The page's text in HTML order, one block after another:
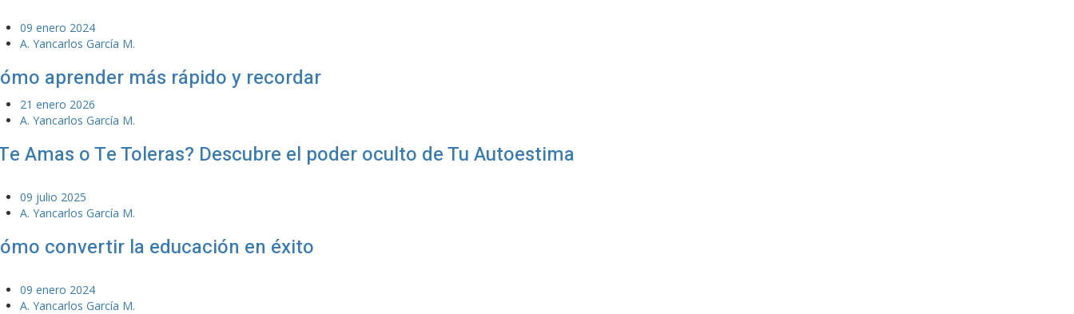
09 enero 2024
A. Yancarlos García M.
aprender más rápido y recordar
21 enero 2026
A. Yancarlos García M.
Amas o Te Toleras? Descubre el poder oculto de Tu Autoestima
09 julio 2025
A. Yancarlos García M.
convertir la educación en éxito
09 enero 2024
A. Yancarlos García M.